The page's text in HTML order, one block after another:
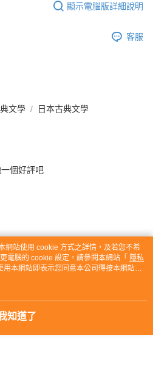
顯示電腦版詳細說明
客服
文學 日本古典文學
個好評吧
網站使用 cookie 方式之詳情，及若您不希
電腦的 cookie 設定，請參閱本網站「 隱私
用本網站即表示您同意本公司得按本網站使
知道了